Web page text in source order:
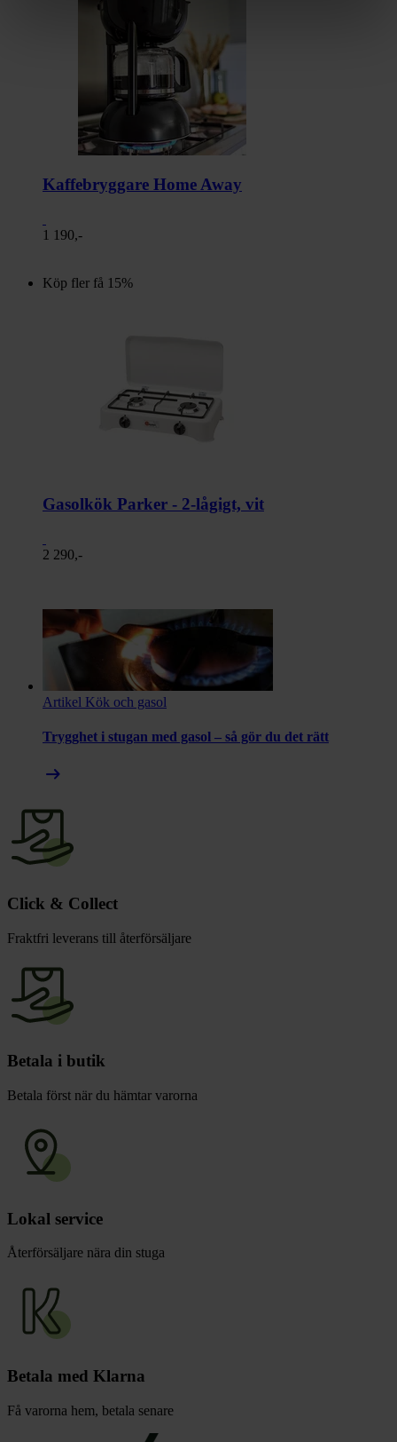
Kaffebryggare Home Away
1 190,-
Köp fler få 15%
Gasolkök Parker - 2-lågigt, vit
2 290,-
Artikel Kök och gasol
Trygghet i stugan med gasol – så gör du det rätt
arrow_right_alt
Click & Collect
Fraktfri leverans till återförsäljare
Betala i butik
Betala först när du hämtar varorna
Lokal service
Återförsäljare nära din stuga
Betala med Klarna
Få varorna hem, betala senare